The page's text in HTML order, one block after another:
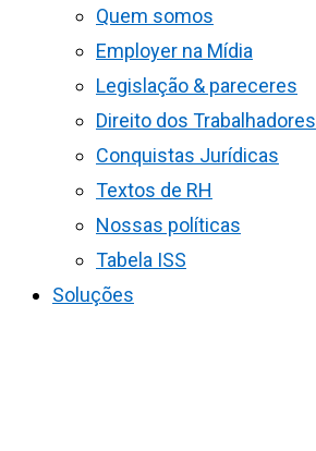
Quem somos
Employer na Mídia
Legislação & pareceres
Direito dos Trabalhadores
Conquistas Jurídicas
Textos de RH
Nossas políticas
Tabela ISS
Soluções